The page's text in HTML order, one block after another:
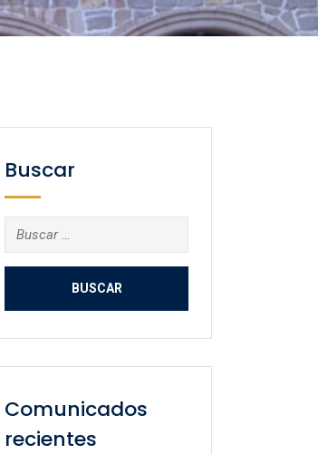
Buscar
Buscar:
Comunicados
recientes